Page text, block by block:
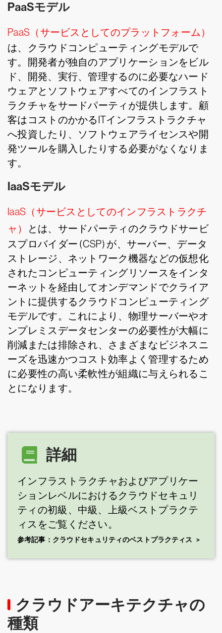
PaaSモデル
PaaS（サービスとしてのプラットフォーム）
は、クラウドコンピューティングモデルで
す。開発者が独自のアプリケーションをビル
ド、開発、実行、管理するのに必要なハード
ウェアとソフトウェアすべてのインフラスト
ラクチャをサードパーティが提供します。顧
客はコストのかかるITインフラストラクチャ
へ投資したり、ソフトウェアライセンスや開
発ツールを購入したりする必要がなくなりま
す。
IaaSモデル
IaaS（サービスとしてのインフラストラクチ
ャ）
とは、サードパーティのクラウドサービ
スプロバイダー (CSP) が、サーバー、データ
ストレージ、ネットワーク機器などの仮想化
されたコンピューティングリソースをインタ
ーネットを経由してオンデマンドでクライア
ントに提供するクラウドコンピューティング
モデルです。これにより、物理サーバーやオ
ンプレミスデータセンターの必要性が大幅に
削減または排除され、さまざまなビジネスニ
ーズを迅速かつコスト効率よく管理するため
に必要性の高い柔軟性が組織に与えられるこ
とになります。
詳細
インフラストラクチャおよびアプリケー
ションレベルにおけるクラウドセキュリ
ティの初級、中級、上級ベストプラクテ
ィスをご覧ください。
参考記事：クラウドセキュリティのベストプラクティス
クラウドアーキテクチャの
種類